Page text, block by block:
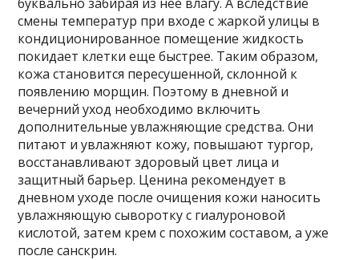
смены температур при входе с жаркой улицы в
кондиционированное помещение жидкость
покидает клетки еще быстрее. Таким образом,
кожа становится пересушенной, склонной к
появлению морщин. Поэтому в дневной и
вечерний уход необходимо включить
дополнительные увлажняющие средства. Они
питают и увлажняют кожу, повышают тургор,
восстанавливают здоровый цвет лица и
защитный барьер. Ценина рекомендует в
дневном уходе после очищения кожи наносить
увлажняющую сыворотку с гиалуроновой
кислотой, затем крем с похожим составом, а уже
после санскрин.